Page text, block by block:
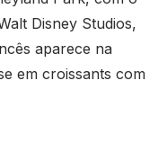
Disney Studios,
aparece na
em croissants com